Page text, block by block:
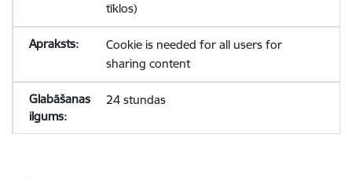
tīklos)
Cookie is needed for all users for
sharing content
24 stundas